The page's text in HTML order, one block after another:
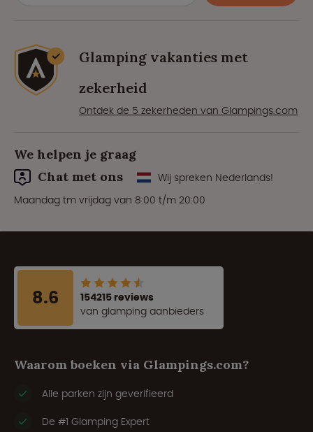
Glamping vakanties met
zekerheid
Ontdek de 5 zekerheden van Glampings.com
We helpen je graag
Chat met ons
Wij spreken Nederlands!
Maandag tm vrijdag van 8:00 t/m 20:00
8.6
154215 reviews
van glamping aanbieders
Waarom boeken via Glampings.com?
Alle parken zijn geverifieerd
De #1 Glamping Expert